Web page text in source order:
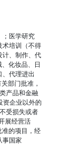
；医学研究
术培训（不得
计、制作、代
化妆品、日
代理进出
部门批准，
产品和金融
资企业以外的
受损失或者
展经营活
的项目，经
事国家